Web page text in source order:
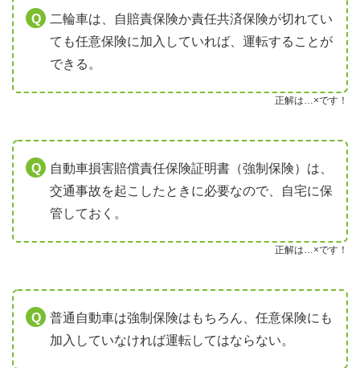
二輪車は、自賠責保険か責任共済保険が切れてい
ても任意保険に加入していれば、運転することが
できる。
正解は…×です！
自動車損害賠償責任保険証明書（強制保険）は、
交通事故を起こしたときに必要なので、自宅に保
管しておく。
正解は…×です！
普通自動車は強制保険はもちろん、任意保険にも
加入していなければ運転してはならない。